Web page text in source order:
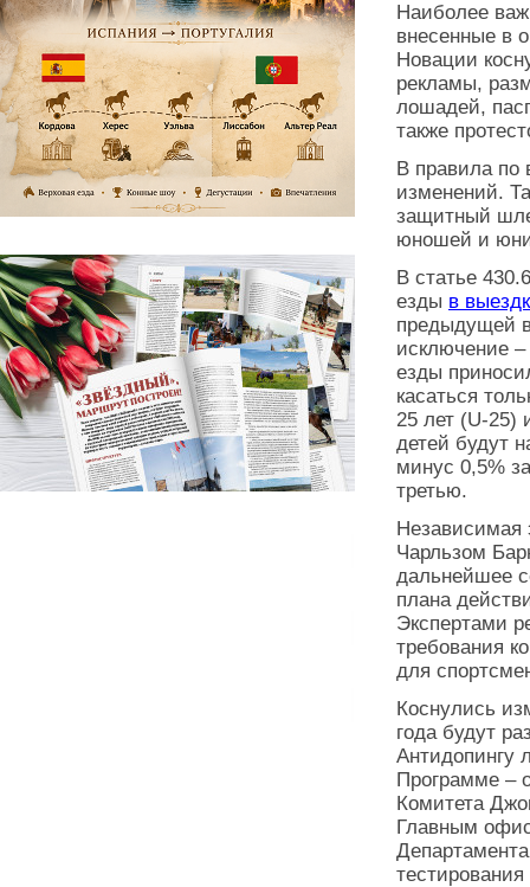
Наиболее
внесенные в
Новации
рекламы,
лошадей,
также
В правила по
изменений.
защитный
юношей и
В статье
езды в
предыдущей
исключение
езды
касаться
25 лет (U-25)
детей будут
минус 0,5%
третью.
Независимая
Чарльзом
дальнейшее
плана
Экспертами
требования
для
Коснулись
года будут
Антидопингу
Программе –
Комитета
Главным